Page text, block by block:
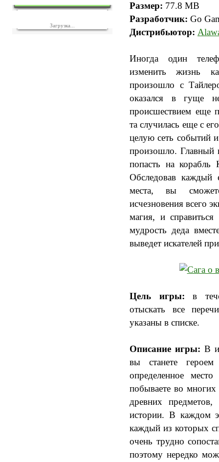
Загрузка...
Размер: 77.8 MB
Разработчик: Go
Дистрибьютор:
Иногда один
изменить жизнь
произошло с
оказался в гуще
происшествием еще
та случилась еще с
целую сеть событий
произошло. Главный
попасть на корабль
Обследовав каждый
места, вы
исчезновения всего
магия, и
мудрость деда
выведет искателей
Цель игры: в
отыскать все
указаны в списке.
Описание игры: В
вы станете
определенное
побываете во многих
древних
истории. В каждом
каждый из которых
очень трудно
поэтому нередко